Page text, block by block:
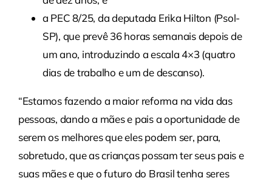
a PEC 8/25, da deputada Erika Hilton (Psol-
SP), que prevê 36 horas semanais depois de
um ano, introduzindo a escala 4×3 (quatro
dias de trabalho e um de descanso).
“Estamos fazendo a maior reforma na vida das
pessoas, dando a mães e pais a oportunidade de
serem os melhores que eles podem ser, para,
sobretudo, que as crianças possam ter seus pais e
suas mães e que o futuro do Brasil tenha seres